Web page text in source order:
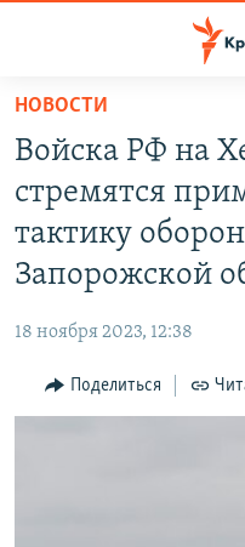
Вернуться
основному
содержанию
Вернутся
главной
Вернутся
поиску
КАРТА ВОЕННЫХ ОБЪЕКТОВ
ВОДА
ИСТОРИЯ
ИНТЕРАКТИВ
ИНФОГРАФИКА
РАДІО СВОБОДА
КАК ОБОЙТИ
НОВОСТИ
Войска РФ на
стремятся
тактику
Запорожской
18 ноября 2023, 12:38
Поделиться